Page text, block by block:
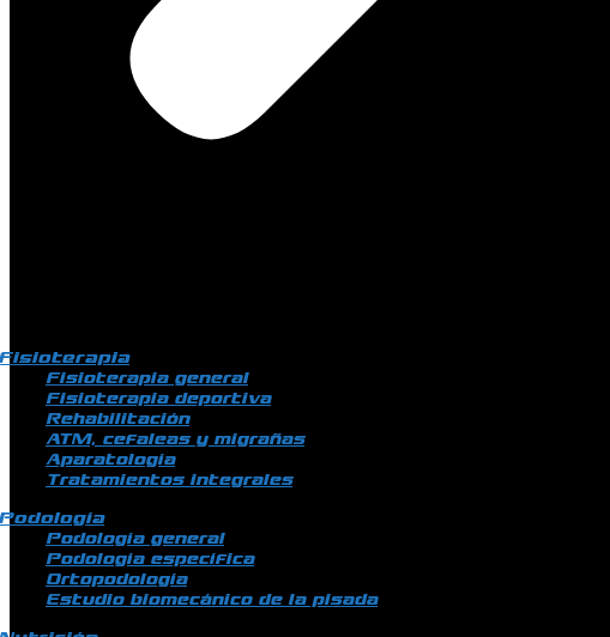
Fisioterapia general
Fisioterapia deportiva
Rehabilitación
ATM, cefaleas y migrañas
Aparatología
Tratamientos integrales
Podología general
Podología específica
Ortopodología
Estudio biomecánico de la pisada